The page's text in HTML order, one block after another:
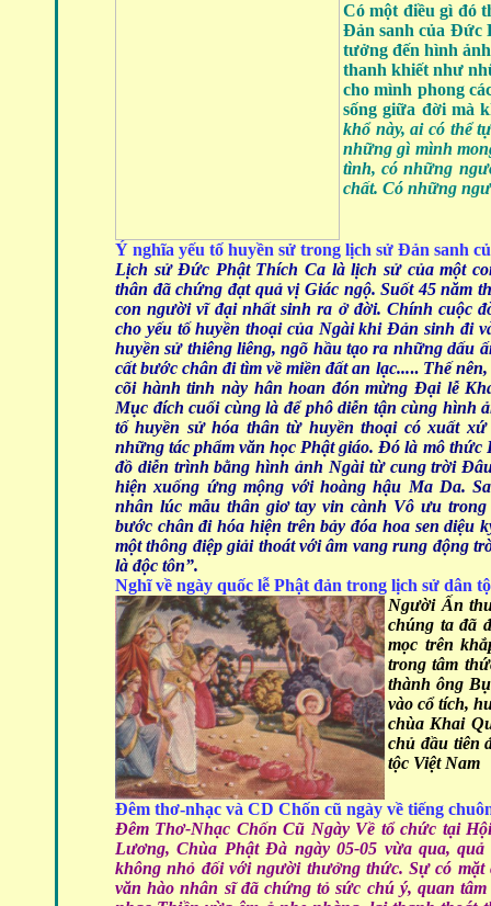
Có một điều gì đó
Đản sanh của Đức
tưởng đến hình
thanh khiết như
cho mình phong
sống giữa đời mà
khổ này, ai có thể
những gì mình
tình, có những
chất. Có những
Ý nghĩa yếu tố huyền sử trong lịch sử Đản sanh
Lịch sử Đức Phật Thích Ca là lịch sử của một
thân đã chứng đạt quả vị Giác ngộ. Suốt 45 năm
con người vĩ đại nhất sinh ra ở đời. Chính cuộc
cho yếu tố huyền thoại của Ngài khi Đản sinh đi
huyền sử thiêng liêng, ngõ hầu tạo ra những dấu
cất bước chân đi tìm về miền đất an lạc..... Thế
cõi hành tinh này hân hoan đón mừng Đại lễ
Mục đích cuối cùng là để phô diễn tận cùng hình
tố huyền sử hóa thân từ huyền thoại có xuất
những tác phẩm văn học Phật giáo. Đó là mô thức
đồ diễn trình bằng hình ảnh Ngài từ cung trời
hiện xuống ứng mộng với hoàng hậu Ma Da.
nhân lúc mẫu thân giơ tay vin cành Vô ưu
bước chân đi hóa hiện trên bảy đóa hoa sen diệu
một thông điệp giải thoát với âm vang rung động
là độc tôn”.
Nghĩ về ngày quốc lễ Phật đản trong lịch sử dân
Người Ấn
chúng ta đã
mọc trên
trong tâm
thành ông
vào cổ tích,
chùa Khai
chủ đầu tiên
tộc Việt Nam
Đêm thơ-nhạc và CD Chốn cũ ngày về tiếng
Đêm Thơ-Nhạc Chốn Cũ Ngày Về tổ chức tại
Lương, Chùa Phật Đà ngày 05-05 vừa qua, quả
không nhỏ đối với người thưởng thức. Sự có
văn hào nhân sĩ đã chứng tỏ sức chú ý, quan